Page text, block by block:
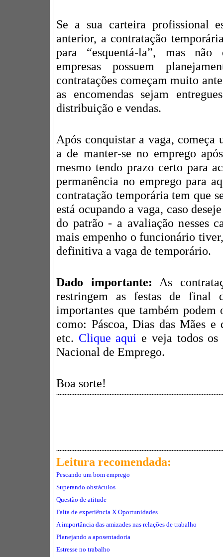
Se a sua carteira profissional
anterior, a contratação
para “esquentá-la”, mas
empresas possuem
contratações começam muito
as encomendas sejam
distribuição e vendas.
Após conquistar a vaga, começa
a de manter-se no emprego
mesmo tendo prazo certo para
permanência no emprego para
contratação temporária tem que
está ocupando a vaga, caso
do patrão - a avaliação nesses
mais empenho o funcionário
definitiva a vaga de temporário.
Dado importante: As
restringem as festas de final
importantes que também podem
como: Páscoa, Dias das Mães
etc. Clique aqui e veja todos
Nacional de Emprego.
Boa sorte!
Leitura recomendada:
Pescando um bom emprego
Superando obstáculos
Questão de atitude
Falta de experiência X Oportunidades
A importância das amizades nas relações de trabalho
Planejando a aposentadoria
Estresse no trabalho